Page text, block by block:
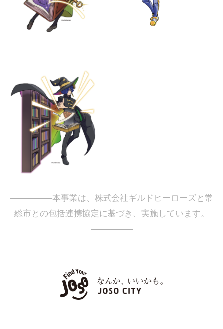
―――――本事業は、株式会社ギルドヒーローズと常
総市との包括連携協定に基づき、実施しています。
―――――